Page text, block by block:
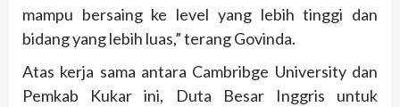
mampu bersaing ke level yang lebih tinggi dan
bidang yang lebih luas,” terang Govinda.
Atas kerja sama antara Cambribge University dan
Pemkab Kukar ini, Duta Besar Inggris untuk